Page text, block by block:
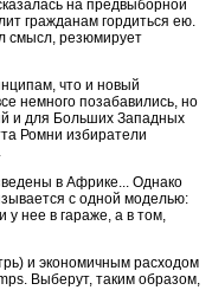
на предвыборной
гражданам гордиться ею.
смысл, резюмирует
что и новый
немного позабавились, но
и для Больших Западных
Ромни избиратели
в Африке... Однако
с одной моделью:
у нее в гараже, а в том,
и экономичным расходом
Выберут, таким образом,